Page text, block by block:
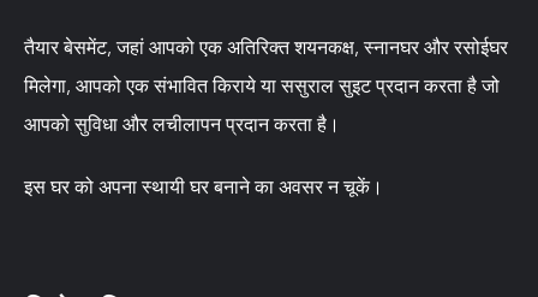
तैयार बेसमेंट, जहां आपको एक अतिरिक्त शयनकक्ष, स्नानघर और रसोईघर
मिलेगा, आपको एक संभावित किराये या ससुराल सुइट प्रदान करता है जो
आपको सुविधा और लचीलापन प्रदान करता है।
इस घर को अपना स्थायी घर बनाने का अवसर न चूकें।